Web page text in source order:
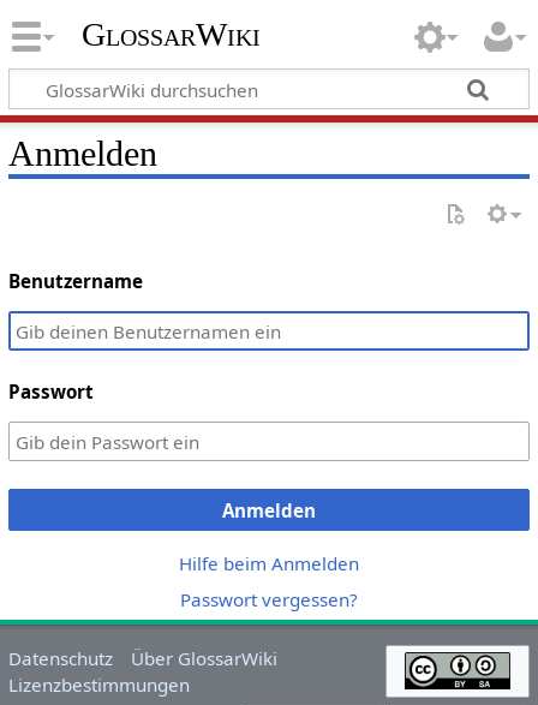
GlossarWiki
Anmelden
Benutzername
Passwort
Anmelden
Hilfe beim Anmelden
Passwort vergessen?
Datenschutz
Über GlossarWiki
Lizenzbestimmungen